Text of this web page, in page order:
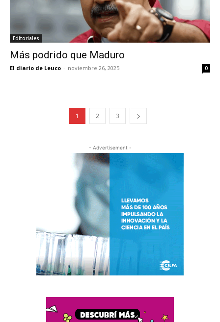
Editoriales
Más podrido que Maduro
El diario de Leuco - noviembre 26, 2025 0
1 2 3
- Advertisement -